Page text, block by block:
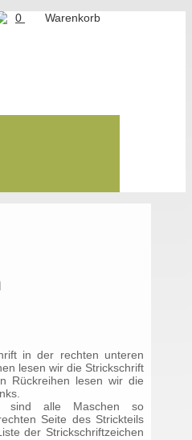
0
in der rechten unteren
lesen wir die Strickschrift
Rückreihen lesen wir die
sind alle Maschen so
Seite des Strickteils
der Strickschriftzeichen